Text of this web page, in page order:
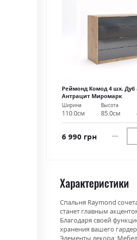
Реймонд Комод 4 шх. Дуб
Антрацит Миромарк
Ширина
110.0см
Высота
85.0см
6 990 грн
Характеристики
Спальня Raymond
станет главным
Благодаря своей
хранения вашего